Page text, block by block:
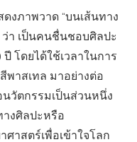
งภาพวาด “บนเส้นทาง
ว่า เป็นคนชื่นชอบศิลปะ
โดยได้ใช้เวลาในการ
พาสเทล มาอย่างต่อ
วัตกรรมเป็นส่วนหนึ่ง
งศิลปะหรือ
าสตร์เพื่อเข้าใจโลก